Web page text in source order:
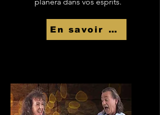
En savoir Plus